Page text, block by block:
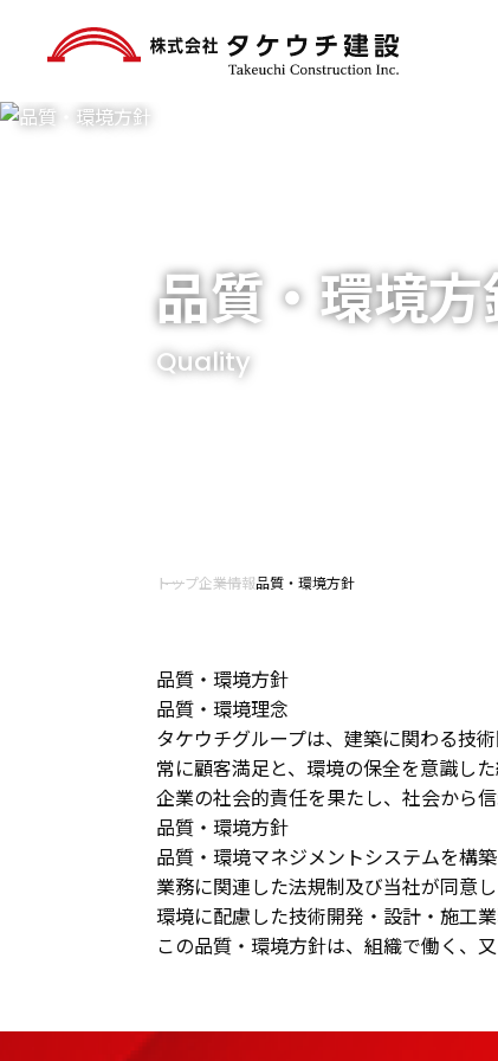
品質・環境
Quality
トップ企業情報品質・環境方針
品質・環境方針
品質・環境理念
タケウチグループは、建築に関わる技
常に顧客満足と、環境の保全を意識し
企業の社会的責任を果たし、社会から
品質・環境方針
品質・環境マネジメントシステムを構
業務に関連した法規制及び当社が同意
環境に配慮した技術開発・設計・施工
この品質・環境方針は、組織で働く、